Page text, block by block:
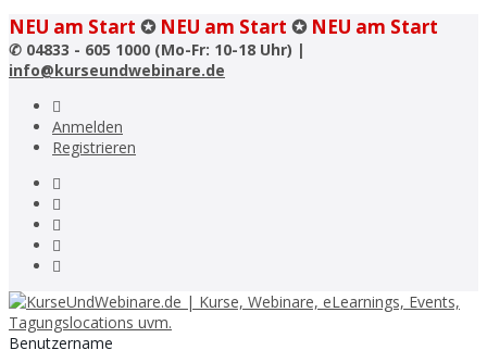
NEU am Start ✪ NEU am Start ✪ NEU am Start
✆ 04833 - 605 1000 (Mo-Fr: 10-18 Uhr) |
info@kurseundwebinare.de
Anmelden
Registrieren
Benutzername